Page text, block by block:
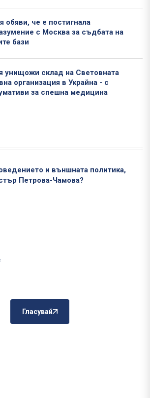
обяви, че е постигнала
с Москва за съдбата на
бази
унищожи склад на Световната
организация в Украйна - с
за спешна медицина
и външната политика,
Петрова-Чамова?
Гласувай